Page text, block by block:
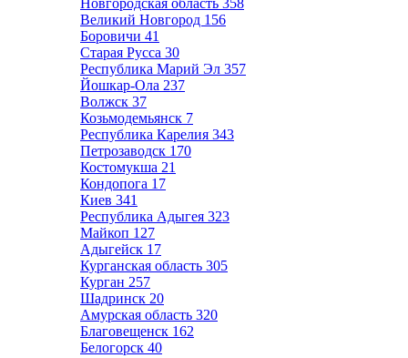
Новгородская область 358
Великий Новгород 156
Боровичи 41
Старая Русса 30
Республика Марий Эл 357
Йошкар-Ола 237
Волжск 37
Козьмодемьянск 7
Республика Карелия 343
Петрозаводск 170
Костомукша 21
Кондопога 17
Киев 341
Республика Адыгея 323
Майкоп 127
Адыгейск 17
Курганская область 305
Курган 257
Шадринск 20
Амурская область 320
Благовещенск 162
Белогорск 40